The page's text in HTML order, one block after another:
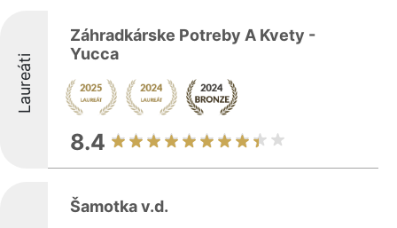
Laureáti
Záhradkárske Potreby A Kvety -
Yucca
8.4
Šamotka v.d.